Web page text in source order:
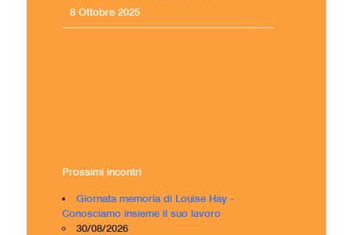
8 Ottobre 2025
Prossimi incontri
Giornata memoria di Louise Hay -
Conosciamo insieme il suo lavoro
30/08/2026